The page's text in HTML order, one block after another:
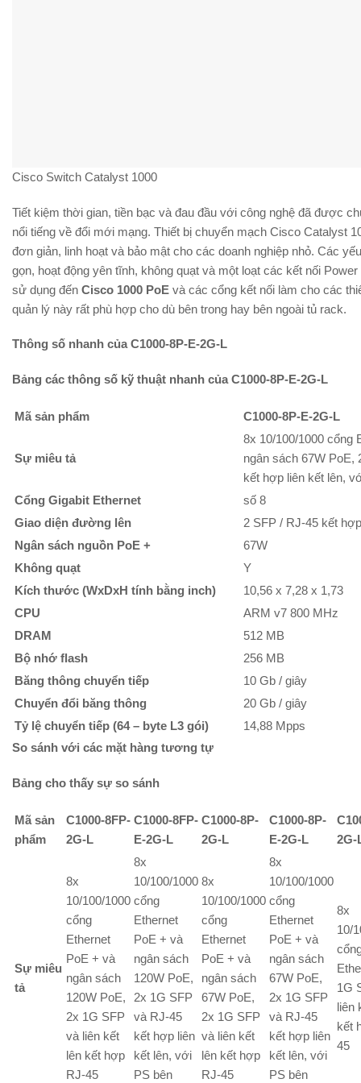
Cisco Switch Catalyst 1000
Tiết kiệm thời gian, tiền bạc và đau đầu với công nghệ đã được
nổi tiếng về đổi mới mạng. Thiết bị chuyển mạch Cisco Catalyst
đơn giản, linh hoạt và bảo mật cho các doanh nghiệp nhỏ. Các
gọn, hoạt động yên tĩnh, không quạt và một loạt các kết nối
sử dụng đến Cisco 1000 PoE và các cổng kết nối làm cho các
quản lý này rất phù hợp cho dù bên trong hay bên ngoài tủ rack.
Thông số nhanh của C1000-8P-E-2G-L
Bảng các thông số kỹ thuật nhanh của C1000-8P-E-2G-L
Mã sản phẩm C1000-8P-E-2G-L
Sự miêu tả
8x 10/100/1000 cổng
ngân sách 67W PoE,
kết hợp liên kết lên,
Cổng Gigabit Ethernet
số 8
Giao diện đường lên
2 SFP / RJ-45 kết hợp
Ngân sách nguồn PoE +
67W
Không quạt
Y
Kích thước (WxDxH tính bằng inch)
10,56 x 7,28 x 1,73
CPU
ARM v7 800 MHz
DRAM
512 MB
Bộ nhớ flash
256 MB
Băng thông chuyển tiếp
10 Gb / giây
Chuyển đổi băng thông
20 Gb / giây
Tỷ lệ chuyển tiếp (64 – byte L3 gói)
14,88 Mpps
So sánh với các mặt hàng tương tự
Bảng cho thấy sự so sánh
Mã sản
phẩm
C1000-8FP-
2G-L
C1000-8FP-
E-2G-L
C1000-8P-
2G-L
C1000-8P-
E-2G-L
2G-
Sự miêu
tả
8x
10/100/1000
cổng
Ethernet
PoE + và
ngân sách
120W PoE,
2x 1G SFP
và liên kết
lên kết hợp
RJ-45
8x
10/100/1000
cổng
Ethernet
PoE + và
ngân sách
120W PoE,
2x 1G SFP
và RJ-45
kết hợp liên
kết lên, với
PS bên
8x
10/100/1000
cổng
Ethernet
PoE + và
ngân sách
67W PoE,
2x 1G SFP
và liên kết
lên kết hợp
RJ-45
8x
10/100/1000
cổng
Ethernet
PoE + và
ngân sách
67W PoE,
2x 1G SFP
và RJ-45
kết hợp liên
kết lên, với
PS bên
8x
10/
1G
liên
kết
45